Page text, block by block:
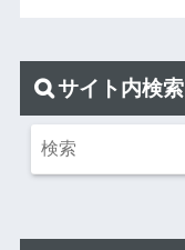
サイト内検索